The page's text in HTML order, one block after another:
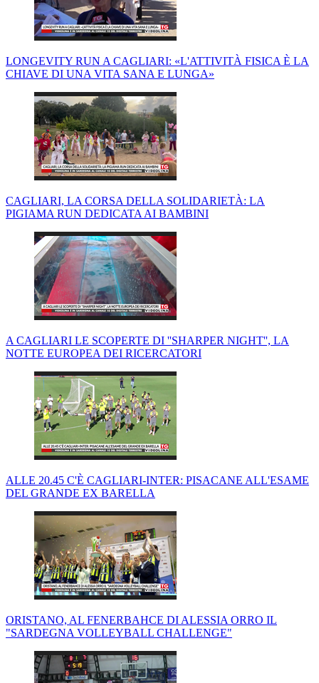
LONGEVITY RUN A CAGLIARI: «L'ATTIVITÀ FISICA È LA
CHIAVE DI UNA VITA SANA E LUNGA»
CAGLIARI, LA CORSA DELLA SOLIDARIETÀ: LA
PIGIAMA RUN DEDICATA AI BAMBINI
A CAGLIARI LE SCOPERTE DI ''SHARPER NIGHT'', LA
NOTTE EUROPEA DEI RICERCATORI
ALLE 20.45 C'È CAGLIARI-INTER: PISACANE ALL'ESAME
DEL GRANDE EX BARELLA
ORISTANO, AL FENERBAHCE DI ALESSIA ORRO IL
"SARDEGNA VOLLEYBALL CHALLENGE"